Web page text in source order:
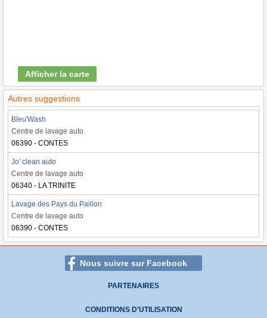
Afficher la carte
Autres suggestions
Bleu'Wash
Centre de lavage auto
06390 - CONTES
Jo' clean auto
Centre de lavage auto
06340 - LA TRINITE
Lavage des Pays du Paillon
Centre de lavage auto
06390 - CONTES
Nous suivre sur Facebook
PARTENAIRES
CONDITIONS D'UTILISATION